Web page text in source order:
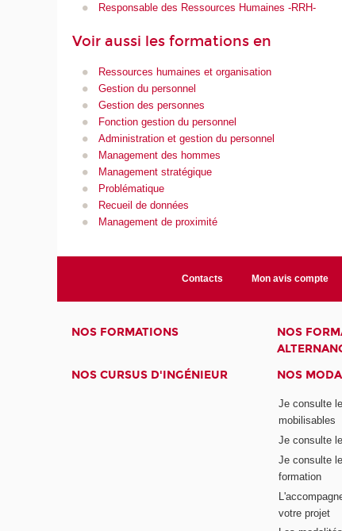
Responsable des Ressources Humaines -RRH-
Voir aussi les formations en
Ressources humaines et organisation
Gestion du personnel
Gestion des personnes
Fonction gestion du personnel
Administration et gestion du personnel
Management des hommes
Management stratégique
Problématique
Recueil de données
Management de proximité
Contacts Mon avis compte
NOS FORMATIONS
NOS
NOS CURSUS D'INGÉNIEUR
NOS
Je consulte
mobilisables
Je consulte
Je consulte
formation
votre projet